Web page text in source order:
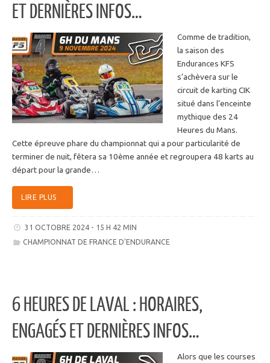
ET DERNIÈRES INFOS…
Comme de tradition,
la saison des
Endurances KFS
s’achèvera sur le
circuit de karting CIK
situé dans l’enceinte
mythique des 24
Heures du Mans.
Cette épreuve phare du championnat qui a pour particularité de
terminer de nuit, fêtera sa 10ème année et regroupera 48 karts au
départ pour la grande…
LIRE PLUS
31 OCTOBRE 2024 - 15 H 42 MIN
CHAMPIONNAT DE FRANCE D'ENDURANCE
6 HEURES DE LAVAL : HORAIRES,
ENGAGÉS ET DERNIÈRES INFOS…
Alors que les courses